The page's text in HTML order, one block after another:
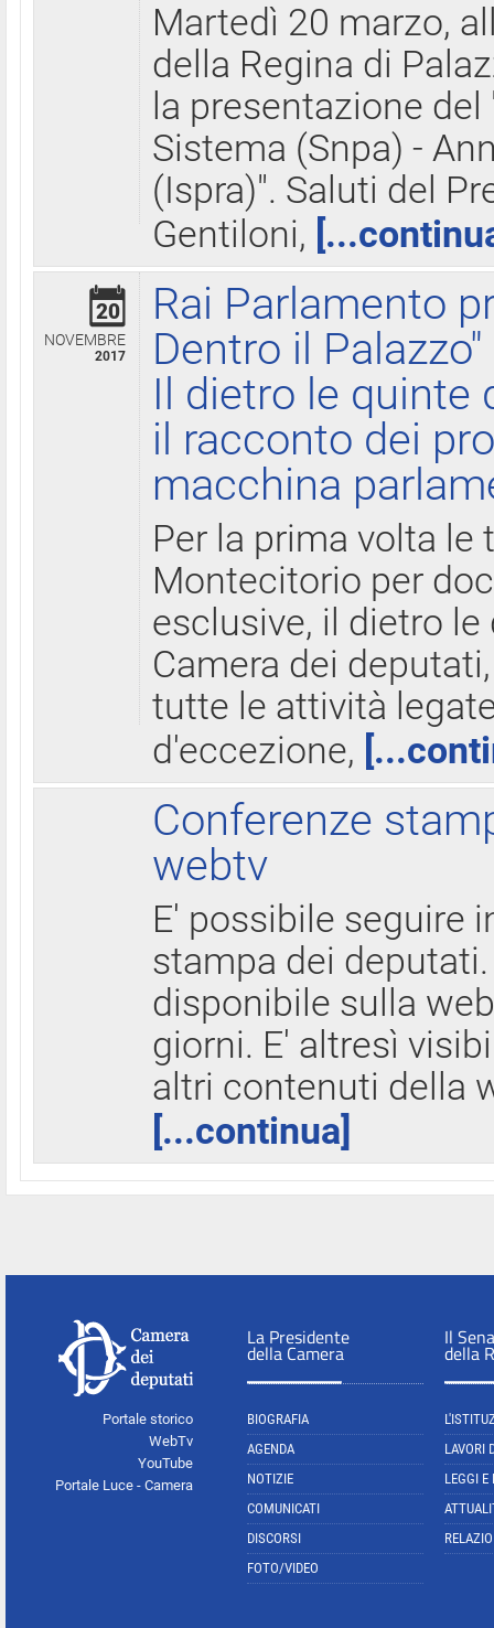
Martedì 20 marzo,
della Regina di
la presentazione
Sistema (Snpa) -
(Ispra)". Saluti del
Gentiloni,
20
NOVEMBRE
2017
Rai Parlamento
Dentro il Palazzo"
Il dietro le quinte
il racconto dei
macchina
Per la prima volta le
Montecitorio per
esclusive, il dietro
Camera dei
tutte le attività
d'eccezione,
Conferenze
webtv
E' possibile seguire
stampa dei
disponibile sulla
giorni. E' altresì
altri contenuti della
[...continua]
Portale storico
WebTv
YouTube
Portale Luce - Camera
La Presidente
della Camera
BIOGRAFIA
AGENDA
NOTIZIE
COMUNICATI
DISCORSI
FOTO/VIDEO
Il
della
LAVORI
LEGGI E